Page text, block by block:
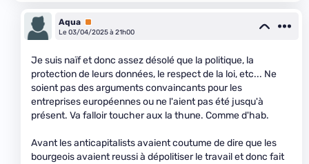
Aqua Premium
Le 03/04/2025 à 21h00
Je suis naïf et donc assez désolé que la politique, la
protection de leurs données, le respect de la loi, etc... Ne
soient pas des arguments convaincants pour les
entreprises européennes ou ne l'aient pas été jusqu'à
présent. Va falloir toucher aux la thune. Comme d'hab.
Avant les anticapitalists avaient coutume de dire que les
bourgeois avaient reussi à dépolitiser le travail et donc fait